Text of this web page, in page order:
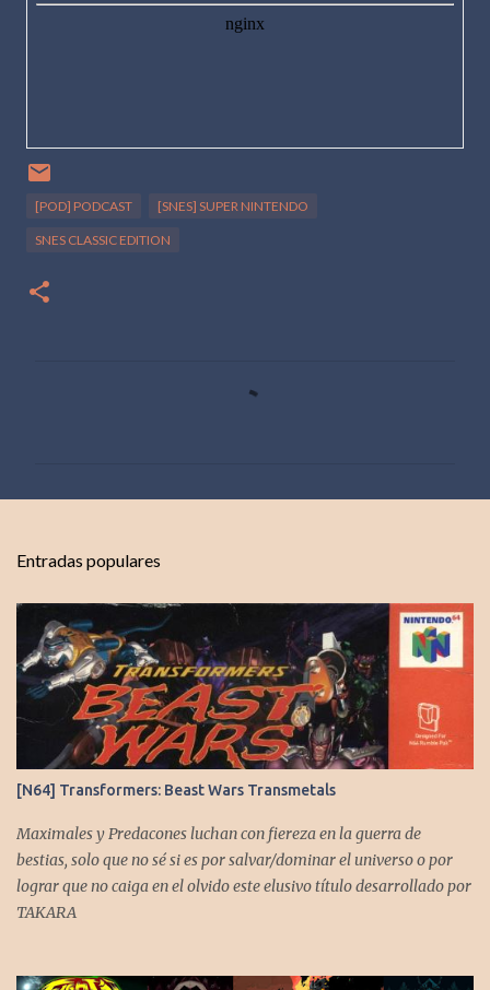
[POD] PODCAST [SNES] SUPER NINTENDO
SNES CLASSIC EDITION
r
i
o
s
Entradas populares
[N64] Transformers: Beast Wars Transmetals
Maximales y Predacones luchan con fiereza en la guerra de
bestias, solo que no sé si es por salvar/dominar el universo o por
lograr que no caiga en el olvido este elusivo título desarrollado por
TAKARA